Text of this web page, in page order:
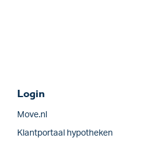
Login
Move.nl
Klantportaal hypotheken